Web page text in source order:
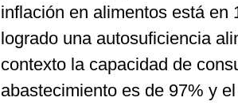
inflación en alimentos está
logrado una autosuficiencia
contexto la capacidad de
abastecimiento es de 97% y